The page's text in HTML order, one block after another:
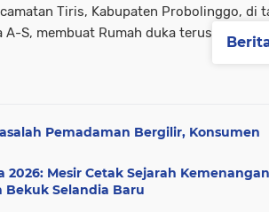
Tiris, Kabupaten Probolinggo, di
A-S, membuat Rumah duka terus didatangi
Pemadaman Bergilir, Konsumen
2026: Mesir Cetak Sejarah Kemenangan
Bekuk Selandia Baru